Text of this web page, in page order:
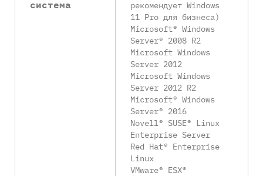
система
рекомендует Windows
11 Pro для бизнеса)
Microsoft® Windows
Server® 2008 R2
Microsoft Windows
Server 2012
Microsoft Windows
Server 2012 R2
Microsoft® Windows
Server® 2016
Novell® SUSE® Linux
Enterprise Server
Red Hat® Enterprise
Linux
VMware® ESX®